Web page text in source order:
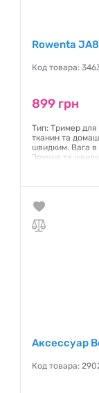
Rowenta
Код товара:
899 грн
Тип: Тример для
тканин та
швидким. Вага в
Зручне та
Гарантия:12
Аксессуар
Код товара: